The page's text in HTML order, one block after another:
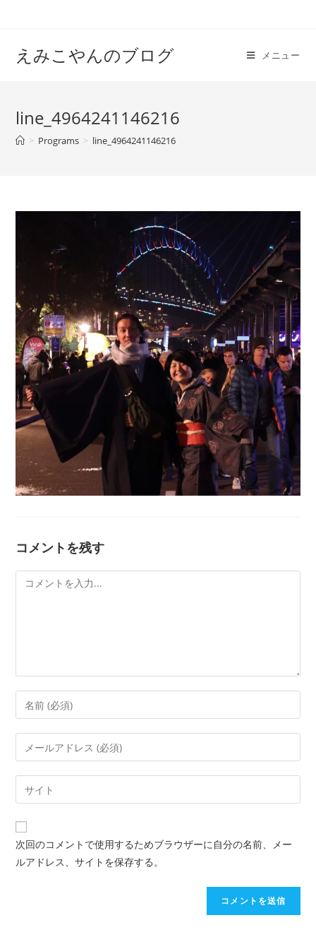
えみこやんのブログ メニュー
line_4964241146216
> Programs > line_4964241146216
コメントを残す
次回のコメントで使用するためブラウザーに自分の名前、メー
ルアドレス、サイトを保存する。